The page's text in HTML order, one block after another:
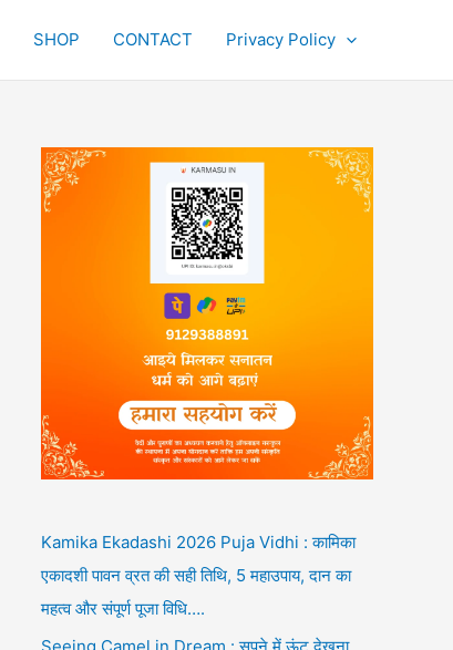
SHOP CONTACT Privacy Policy
Kamika Ekadashi 2026 Puja Vidhi : कामिका
एकादशी पावन व्रत की सही तिथि, 5 महाउपाय, दान का
महत्व और संपूर्ण पूजा विधि….